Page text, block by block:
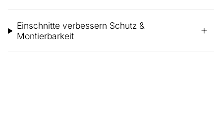
Einschnitte verbessern Schutz &
Montierbarkeit